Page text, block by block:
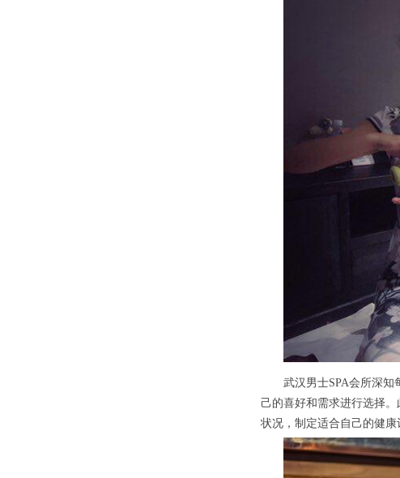
武汉男士SPA会所深知每
己的喜好和需求进行选择
状况，制定适合自己的健康